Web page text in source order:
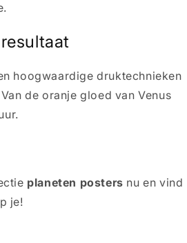
hoogwaardige druktechnieken
de oranje gloed van Venus
planeten posters nu en vind
je!